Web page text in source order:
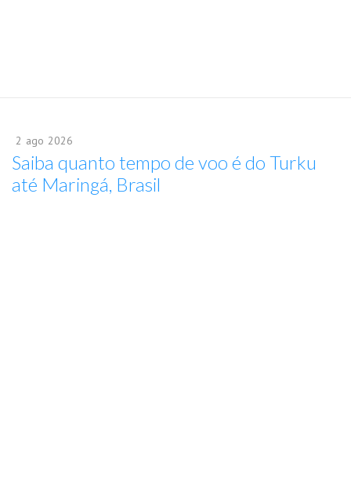
2 ago 2026
Saiba quanto tempo de voo é do Turku
até Maringá, Brasil